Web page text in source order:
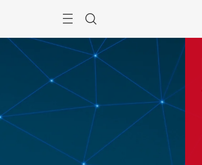
菜
单
搜
索
电气
广州国际照明展览
会